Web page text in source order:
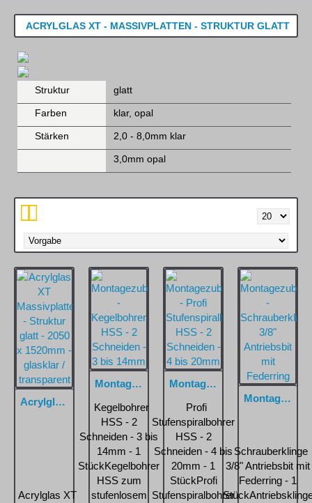
ACRYLGLAS XT - MASSIVPLATTEN - STRUKTUR GLATT
Struktur glatt
Farben klar, opal
Stärken 2,0 - 8,0mm klar
3,0mm opal
Acrylglas XT Massivplatten - Struktur glatt - 2050 x 1520mm - glasklar / transparent
Acrylglas XT
Montagezubehör - Kegelbohrer HSS - 2 Schneiden - 3 bis 14mm
Kegelbohrer
HSS - 2
Schneiden - 3 bis
14mm - 1
StückKegelbohrer
HSS zum
stufenlosem
Montagezubehör - Profi Stufenspiralbohrer HSS - 2 Schneiden - 4 bis 20mm
Profi
Stufenspiralbohrer
HSS - 2
Schneiden - 4 bis
20mm - 1
StückProfi
Stufenspiralbohrer
Montagezubehör - Schrauberklinge 3/8" Antriebsbit mit Federring
Schrauberklinge
3/8" Antriebsbit mit
Federring - 1